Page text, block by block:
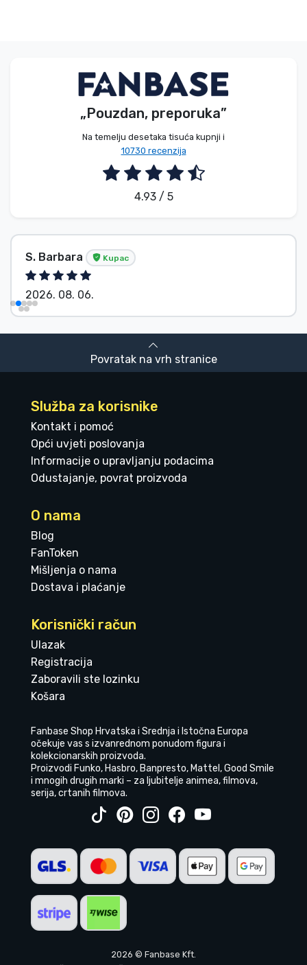
„Pouzdan, preporuka”
Na temelju desetaka tisuća kupnji i
10730 recenzija
4.93 / 5
S. Barbara Kupac
2026. 08. 06.
Povratak na vrh stranice
Služba za korisnike
Kontakt i pomoć
Opći uvjeti poslovanja
Informacije o upravljanju podacima
Odustajanje, povrat proizvoda
O nama
Blog
FanToken
Mišljenja o nama
Dostava i plaćanje
Korisnički račun
Ulazak
Registracija
Zaboravili ste lozinku
Košara
Fanbase Shop Hrvatska i Srednja i Istočna Europa
očekuje vas s izvanrednom ponudom figura i
kolekcionarskih proizvoda.
Proizvodi Funko, Hasbro, Banpresto, Mattel, Good Smile
i mnogih drugih marki – za ljubitelje animea, filmova,
serija, crtanih filmova.
2026 © Fanbase Kft.